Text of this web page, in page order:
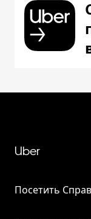
Uber
Посетить